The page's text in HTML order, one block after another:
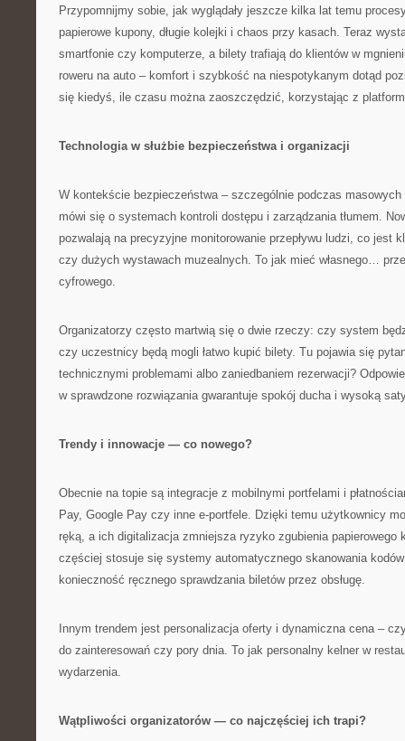
Przypomnijmy sobie, jak wyglądały jeszcze kilka lat temu
papierowe kupony, długie kolejki i chaos przy kasach. Teraz
smartfonie czy komputerze, a bilety trafiają do klientów w
roweru na auto – komfort i szybkość na niespotykanym dotąd
się kiedyś, ile czasu można zaoszczędzić, korzystając z
Technologia w służbie bezpieczeństwa i organizacji
W kontekście bezpieczeństwa – szczególnie podczas
mówi się o systemach kontroli dostępu i zarządzania tłumem.
pozwalają na precyzyjne monitorowanie przepływu ludzi, co jest
czy dużych wystawach muzealnych. To jak mieć własnego…
cyfrowego.
Organizatorzy często martwią się o dwie rzeczy: czy system
czy uczestnicy będą mogli łatwo kupić bilety. Tu pojawia się
technicznymi problemami albo zaniedbaniem rezerwacji?
w sprawdzone rozwiązania gwarantuje spokój ducha i wysoką
Trendy i innowacje — co nowego?
Obecnie na topie są integracje z mobilnymi portfelami i
Pay, Google Pay czy inne e-portfele. Dzięki temu użytkownicy
ręką, a ich digitalizacja zmniejsza ryzyko zgubienia papierowego
częściej stosuje się systemy automatycznego skanowania
konieczność ręcznego sprawdzania biletów przez obsługę.
Innym trendem jest personalizacja oferty i dynamiczna cena –
do zainteresowań czy pory dnia. To jak personalny kelner w
wydarzenia.
Wątpliwości organizatorów — co najczęściej ich trapi?